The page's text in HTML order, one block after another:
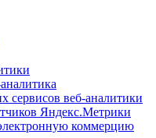
сервисов веб-аналитики
Яндекс.Метрики
коммерцию